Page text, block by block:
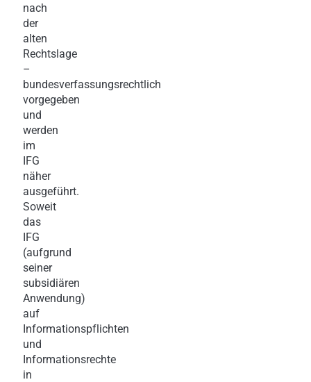
nach
der
alten
Rechtslage
–
bundesverfassungsrechtlich
vorgegeben
und
werden
im
IFG
näher
ausgeführt.
Soweit
das
IFG
(aufgrund
seiner
subsidiären
Anwendung)
auf
Informationspflichten
und
Informationsrechte
in